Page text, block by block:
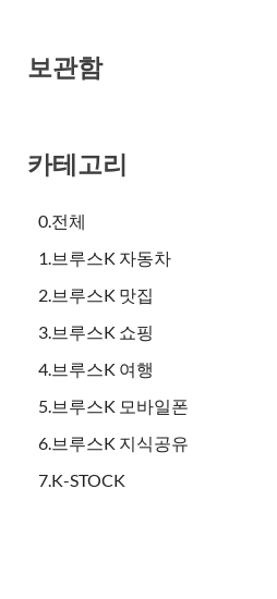
보관함
카테고리
0.전체
1.브루스K 자동차
2.브루스K 맛집
3.브루스K 쇼핑
4.브루스K 여행
5.브루스K 모바일폰
6.브루스K 지식공유
7.K-STOCK